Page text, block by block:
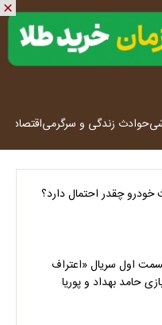
حوادث زندگی و سرگرمیاقتصاد
چقدر احتمال دارد؟
اول سریال «اعتراف
حامد بهداد و پوریا